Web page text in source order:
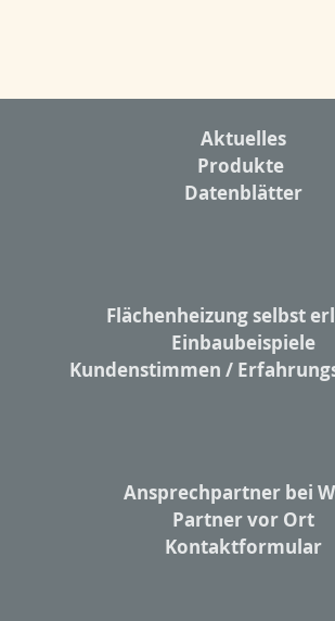
Aktuelles
Produkte
Datenblätter
Flächenheizung selbst
Einbaubeispiele
Kundenstimmen /
Ansprechpartner bei
Partner vor Ort
Kontaktformular